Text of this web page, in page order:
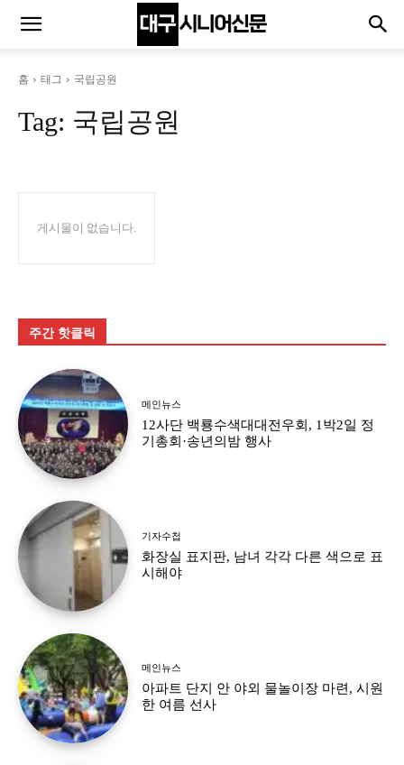
홈 태그 국립공원
Tag: 국립공원
게시물이 없습니다.
주간 핫클릭
메인뉴스
12사단 백룡수색대대전우회, 1박2일 정
기총회·송년의밤 행사
기자수첩
화장실 표지판, 남녀 각각 다른 색으로 표
시해야
메인뉴스
아파트 단지 안 야외 물놀이장 마련, 시원
한 여름 선사